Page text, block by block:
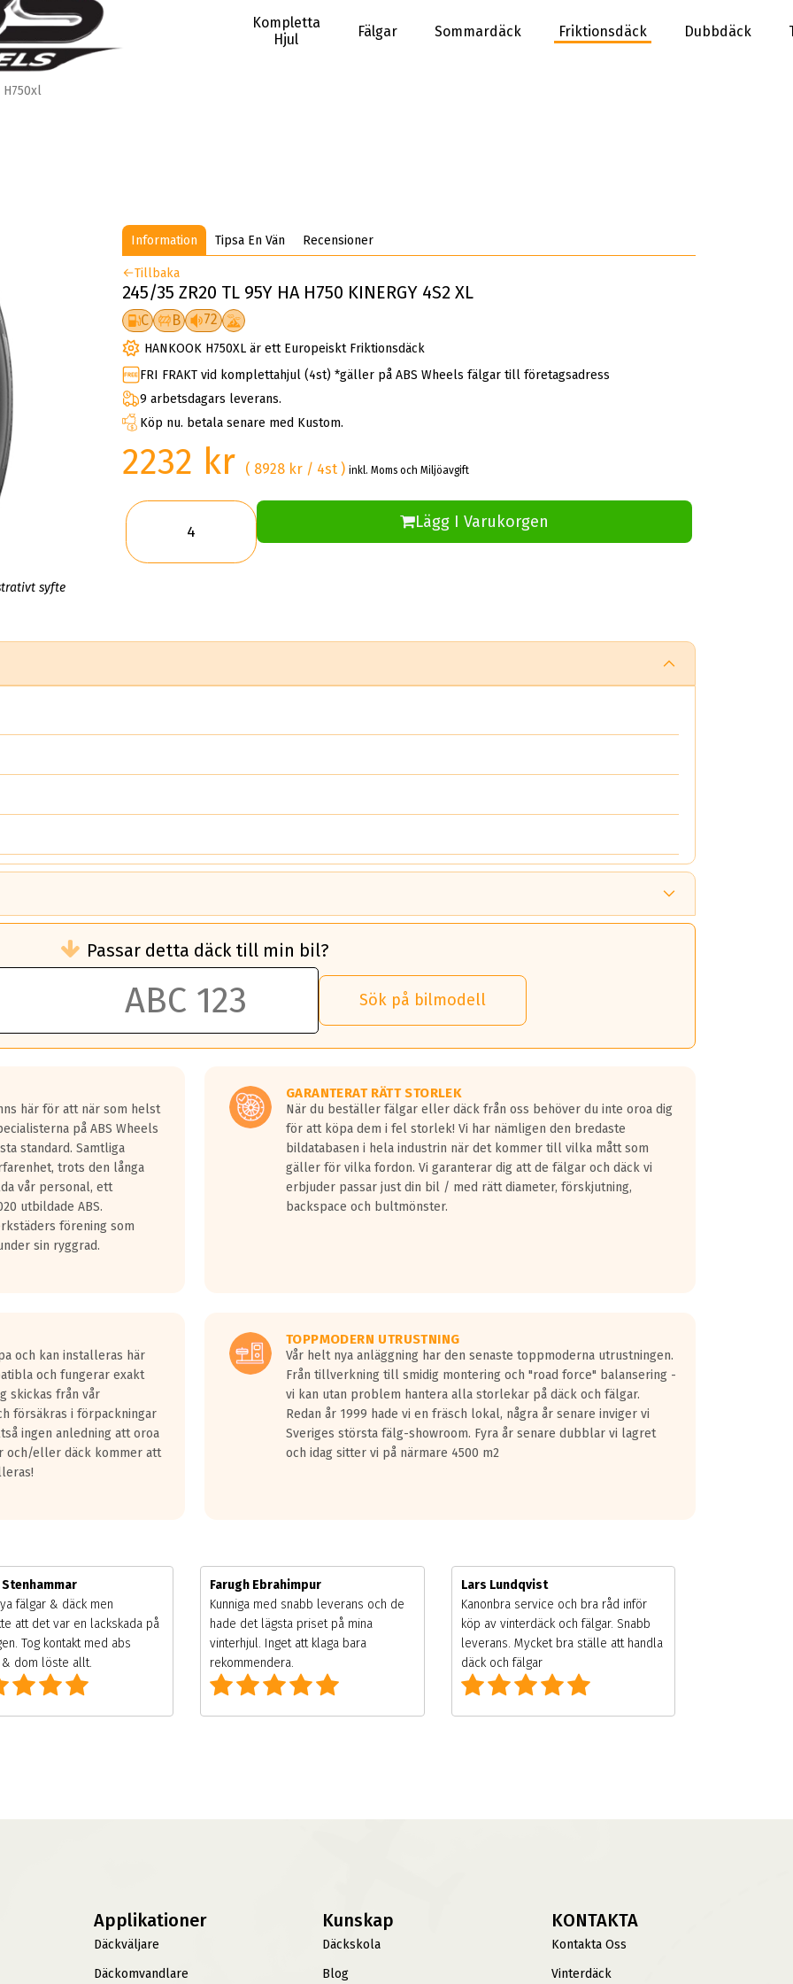
Kompletta
Hjul
Fälgar Sommardäck Friktionsdäck Dubbdäck
H750xl
syfte
Information Tipsa En Vän Recensioner
Tillbaka
245/35 ZR20 TL 95Y HA H750 KINERGY 4S2 XL
C B 72
HANKOOK H750XL är ett Europeiskt Friktionsdäck
FRI FRAKT vid komplettahjul (4st) *gäller på ABS Wheels fälgar till företagsadress
9 arbetsdagars leverans.
Köp nu. betala senare med Kustom.
2232 kr ( 8928 kr / 4st )inkl. Moms och Miljöavgift
Lägg I Varukorgen
än ett klass G däck.
50 liter bränsle med ett klass A däck gentemot ett klass G däck.
vilken rutt du kör, samt vilken körstil du använder.
lastbilar.
på en väg där det ligger 0.5-1.5 mm vatten.
fyra billängder( ca 18meter) mellan däck med betyg A gentemot
överträffa motorljudet.
ett däck med vågar. Hög bullernivå markeras med svarta vågor
kraven som finns i dagsläget, men är inte längre tillåtna enligt nya
Passar detta däck till min bil?
Sök på bilmodell
här för att när som helst
på ABS Wheels
standard. Samtliga
trots den långa
vår personal, ett
utbildade ABS.
förening som
sin ryggrad.
GARANTERAT RÄTT STORLEK
När du beställer fälgar eller däck från oss behöver du inte oroa dig
för att köpa dem i fel storlek! Vi har nämligen den bredaste
bildatabasen i hela industrin när det kommer till vilka mått som
gäller för vilka fordon. Vi garanterar dig att de fälgar och däck vi
erbjuder passar just din bil / med rätt diameter, förskjutning,
backspace och bultmönster.
och kan installeras här
och fungerar exakt
skickas från vår
försäkras i förpackningar
ingen anledning att oroa
och/eller däck kommer att
TOPPMODERN UTRUSTNING
Vår helt nya anläggning har den senaste toppmoderna utrustningen.
Från tillverkning till smidig montering och "road force" balansering -
vi kan utan problem hantera alla storlekar på däck och fälgar.
Redan år 1999 hade vi en fräsch lokal, några år senare inviger vi
Sveriges största fälg-showroom. Fyra år senare dubblar vi lagret
och idag sitter vi på närmare 4500 m2
Stenhammar
fälgar & däck men
att det var en lackskada på
Tog kontakt med abs
dom löste allt.
Farugh Ebrahimpur
Kunniga med snabb leverans och de
hade det lägsta priset på mina
vinterhjul. Inget att klaga bara
rekommendera.
Lars Lundqvist
Kanonbra service och bra råd inför
köp av vinterdäck och fälgar. Snabb
leverans. Mycket bra ställe att handla
däck och fälgar
Applikationer
Däckväljare
Däckomvandlare
Kunskap
Däckskola
Blog
KONTAKTA
Kontakta Oss
Vinterdäck